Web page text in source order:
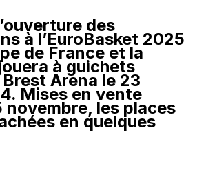
des
à l’EuroBasket 2025
de France et la
à guichets
Arena le 23
Mises en vente
novembre, les places
en quelques